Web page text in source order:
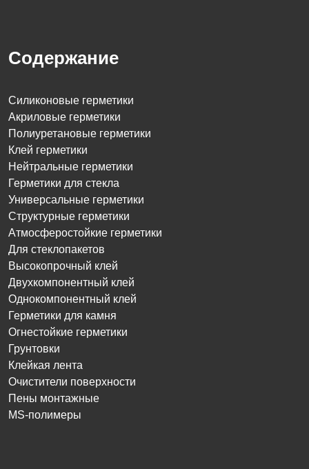
Содержание
Силиконовые герметики
Акриловые герметики
Полиуретановые герметики
Клей герметики
Нейтральные герметики
Герметики для стекла
Универсальные герметики
Структурные герметики
Атмосферостойкие герметики
Для стеклопакетов
Высокопрочный клей
Двухкомпонентный клей
Однокомпонентный клей
Герметики для камня
Огнестойкие герметики
Грунтовки
Клейкая лента
Очистители поверхности
Пены монтажные
MS-полимеры